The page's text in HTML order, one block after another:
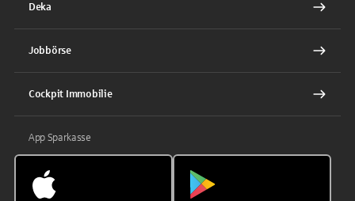
Deka
Jobbörse
Cockpit Immobilie
App Sparkasse